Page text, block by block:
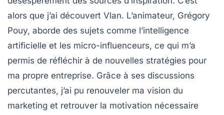
alors que j’ai découvert Vlan. L’animateur, Grégory
Pouy, aborde des sujets comme l’intelligence
artificielle et les micro-influenceurs, ce qui m’a
permis de réfléchir à de nouvelles stratégies pour
ma propre entreprise. Grâce à ses discussions
percutantes, j’ai pu renouveler ma vision du
marketing et retrouver la motivation nécessaire